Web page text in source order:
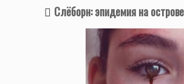
Слёборн: эпидемия на